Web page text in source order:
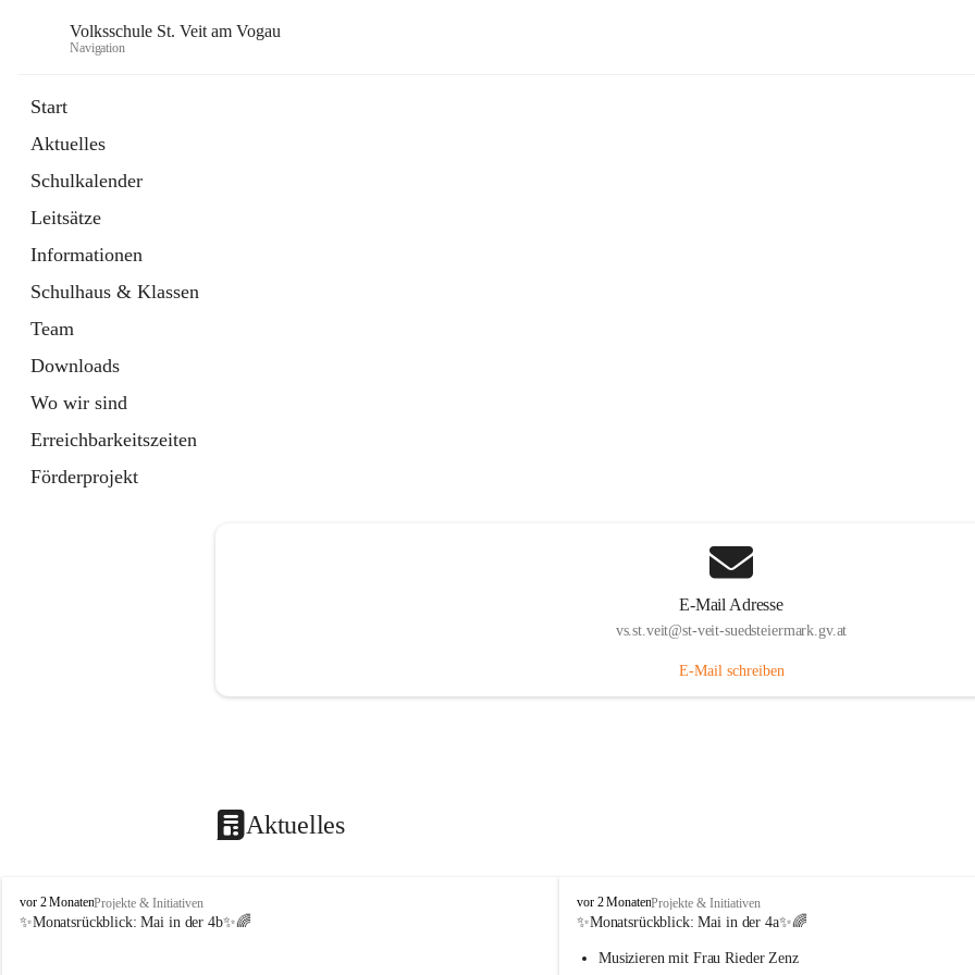
Volksschule St. Veit am Vogau
Navigation
Start
Aktuelles
Schulkalender
Leitsätze
Informationen
Schulhaus & Klassen
Team
Downloads
Wo wir sind
Erreichbarkeitszeiten
Förderprojekt
E-Mail Adresse
vs.st.veit@st-veit-suedsteiermark.gv.at
E-Mail schreiben
Aktuelles
V
o
vor 2 MonatenProjekte & Initiativen
✨Monatsrückblick: Mai in der 4b✨🌈
V
o
k
vor 2 MonatenProjekte & Initiativen
✨Monatsrückblick: Mai in der 4a✨🌈
Musizieren mit Frau Rieder Zenz